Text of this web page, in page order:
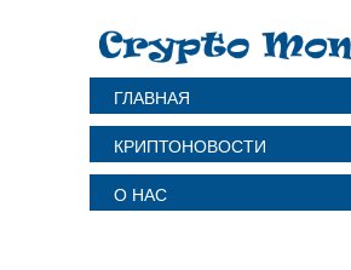
ГЛАВНАЯ
КРИПТОНОВОСТИ
О НАС